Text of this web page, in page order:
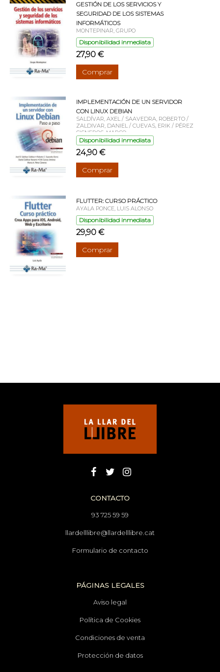
GESTIÓN DE LOS SERVICIOS Y
SEGURIDAD DE LOS SISTEMAS
INFORMÁTICOS
MONTEPINAR, GRUPO
Disponibilidad inmediata
27,90 €
Comprar
IMPLEMENTACIÓN DE UN SERVIDOR
CON LINUX DEBIAN
SALDÍVAR, AXEL / SAAVEDRA, ROBERTO /
ZALDIVAR, DANIEL / CUEVAS, ERIK / PÉREZ
CISNEROS, MARCO
Disponibilidad inmediata
24,90 €
Comprar
FLUTTER: CURSO PRÁCTICO
AYALA PONCE, LUIS ALONSO
Disponibilidad inmediata
29,90 €
Comprar
CONTACTO
93 725 59 59
llardelllibre@llardelllibre.cat
Formulario de contacto
PÁGINAS LEGALES
Aviso legal
Política de Cookies
Condiciones de venta
Protección de datos